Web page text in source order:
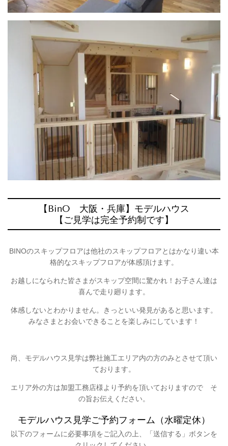
【BinO 大阪・兵庫】モデルハウス
【ご見学は完全予約制です】
BINOのスキップフロアは他社のスキップフロアとはかなり違い本
格的なスキップフロアが体感頂けます。
お越しになられた皆さまがスキップ空間に驚かれ！お子さん達は
喜んで走り廻ります。
体感しないとわかりません。きっといい発見があると思います。
みなさまとお会いできることを楽しみにしています！
尚、モデルハウス見学は弊社施工エリア内の方のみとさせて頂い
ております。
エリア外の方は加盟工務店様より予約を頂いておりますので そ
の旨お伝えください。
モデルハウス見学ご予約フォーム（水曜定休）
以下のフォームに必要事項をご記入の上、「送信する」ボタンを